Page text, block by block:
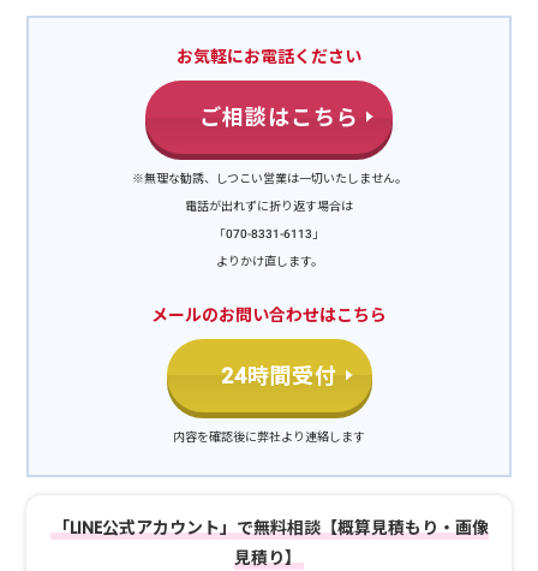
お気軽にお電話ください
ご相談はこちら
※無理な勧誘、しつこい営業は一切いたしません。
電話が出れずに折り返す場合は
「070-8331-6113」
よりかけ直します。
メールのお問い合わせはこちら
24時間受付
内容を確認後に弊社より連絡します
「LINE公式アカウント」で無料相談【概算見積もり・画像
見積り】